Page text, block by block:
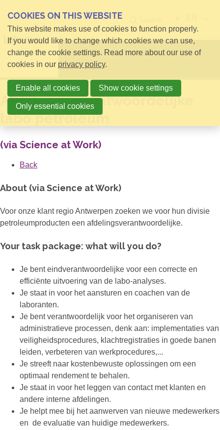
Afdelingsverantwoordelijke
labo petroleum
(via Science at Work)
Back
About (via Science at Work)
Voor onze klant regio Antwerpen zoeken we voor hun divisie
petroleumproducten een afdelingsverantwoordelijke.
Your task package: what will you do?
Je bent eindverantwoordelijke voor een correcte en
efficiënte uitvoering van de labo-analyses.
Je staat in voor het aansturen en coachen van de
laboranten.
Je bent verantwoordelijk voor het organiseren van
administratieve processen, denk aan: implementaties van
veiligheidsprocedures, klachtregistraties in goede banen
leiden, verbeteren van werkprocedures,...
Je streeft naar kostenbewuste oplossingen om een
optimaal rendement te behalen.
Je staat in voor het leggen van contact met klanten en
andere interne afdelingen.
Je helpt mee bij het aanwerven van nieuwe medewerkers
en de evaluatie van huidige medewerkers.
COOKIES ON THIS WEBSITE
This website makes use of cookies to function properly.
If you would like to change which cookies we can use,
change the cookie settings. Read more about our use of
cookies in our privacy policy.
Enable all cookies Show cookie settings
Only essential cookies